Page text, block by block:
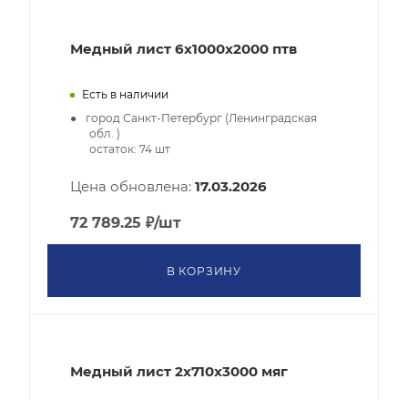
Медный лист 6x1000x2000 птв
Есть в наличии
город Санкт-Петербург (Ленинградская
обл. )
остаток: 74 шт
Цена обновлена: 17.03.2026
72 789.25 ₽/шт
В КОРЗИНУ
Медный лист 2x710x3000 мяг